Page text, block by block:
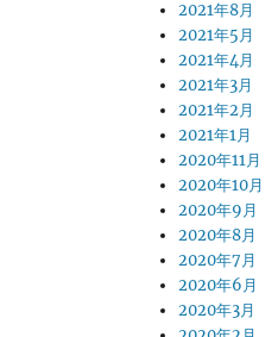
2021年8月
2021年5月
2021年4月
2021年3月
2021年2月
2021年1月
2020年11月
2020年10月
2020年9月
2020年8月
2020年7月
2020年6月
2020年3月